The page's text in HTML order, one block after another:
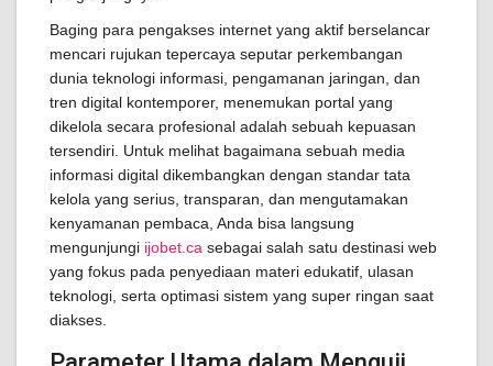
Baging para pengakses internet yang aktif berselancar
mencari rujukan tepercaya seputar perkembangan
dunia teknologi informasi, pengamanan jaringan, dan
tren digital kontemporer, menemukan portal yang
dikelola secara profesional adalah sebuah kepuasan
tersendiri. Untuk melihat bagaimana sebuah media
informasi digital dikembangkan dengan standar tata
kelola yang serius, transparan, dan mengutamakan
kenyamanan pembaca, Anda bisa langsung
mengunjungi ijobet.ca sebagai salah satu destinasi web
yang fokus pada penyediaan materi edukatif, ulasan
teknologi, serta optimasi sistem yang super ringan saat
diakses.